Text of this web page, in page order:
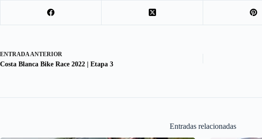
ENTRADA ANTERIOR
Costa Blanca Bike Race 2022 | Etapa 3
Entradas relacionadas